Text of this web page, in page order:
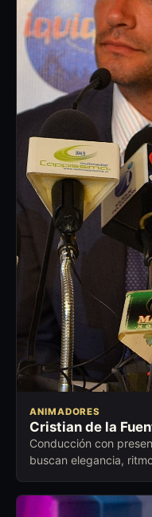
ANIMADORES
Cristian de la
Conducción con
buscan elegancia,